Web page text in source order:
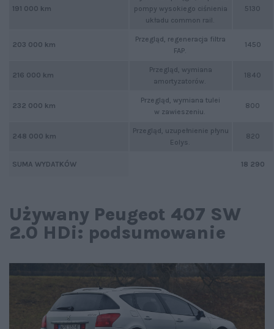
pompy wysokiego ciśnienia
układu common rail.
5130
Przegląd, regeneracja filtra
FAP.
1450
Przegląd, wymiana
amortyzatorów.
1840
Przegląd, wymiana tulei
w zawieszeniu.
800
Przegląd, uzupełnienie płynu
Eolys.
820
18 290
191 000 km
203 000 km
216 000 km
232 000 km
248 000 km
SUMA WYDATKÓW
Używany Peugeot 407 SW
2.0 HDi: podsumowanie